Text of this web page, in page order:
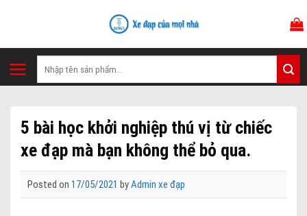
Tìm
kiếm:
5 bài học khởi nghiệp thú vị từ chiếc
xe đạp mà bạn không thể bỏ qua.
Posted on 17/05/2021 byAdmin xe đạp